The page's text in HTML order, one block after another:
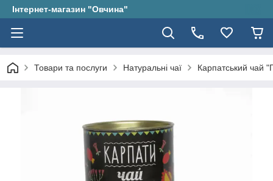
Інтернет-магазин "Овчина"
Товари та послуги Натуральні чаї Карпатський чай